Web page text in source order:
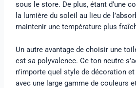
sous le store. De plus, étant d’une
la lumière du soleil au lieu de
maintenir une température plus
Un autre avantage de choisir une
est sa polyvalence. Ce ton neutre
n’importe quel style de décoration
avec une large gamme de couleurs